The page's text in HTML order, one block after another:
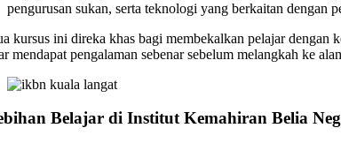
pengurusan sukan, serta teknologi yang berkaitan dengan
kursus ini direka khas bagi membekalkan pelajar
mendapat pengalaman sebenar sebelum melangkah ke
Belajar di Institut Kemahiran Belia